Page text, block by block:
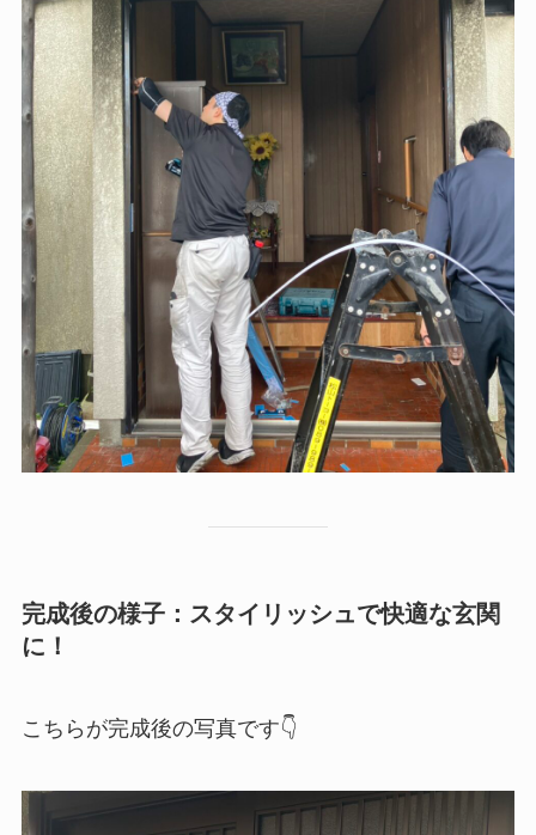
完成後の様子：スタイリッシュで快適な玄関
に！
こちらが完成後の写真です👇